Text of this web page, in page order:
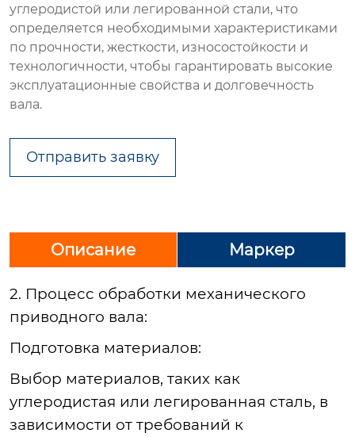
углеродистой или легированной стали, что
определяется необходимыми характеристиками
по прочности, жесткости, износостойкости и
технологичности, чтобы гарантировать высокие
эксплуатационные свойства и долговечность
вала.
Отправить заявку
Описание Маркер
2. Процесс обработки механического
приводного вала:
Подготовка материалов:
Выбор материалов, таких как
углеродистая или легированная сталь, в
зависимости от требований к